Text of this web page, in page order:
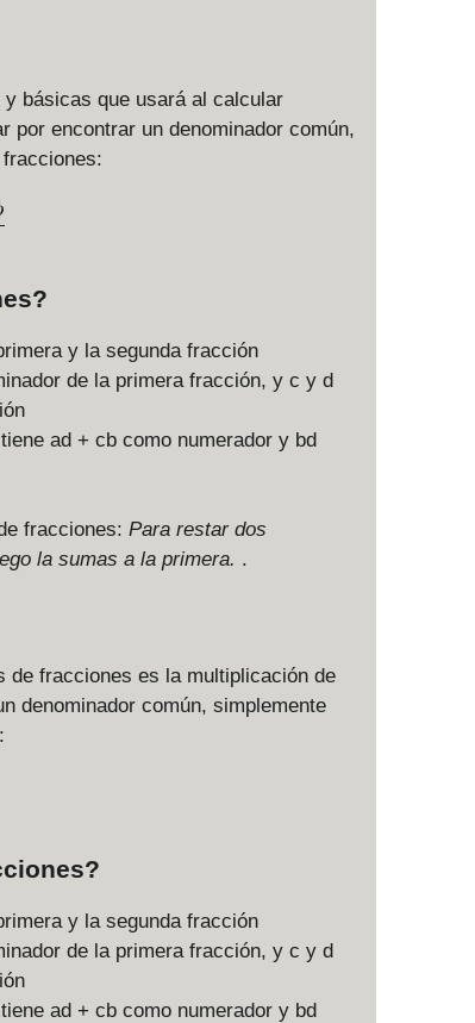
básicas que usará al calcular
por encontrar un denominador común,
\frac{a}{b} + \frac{c}{d} =
y la segunda fracción
de la primera fracción, y c y d
ad + cb como numerador y bd
fracciones: Para restar dos
la sumas a la primera. .
de fracciones es la multiplicación de
denominador común, simplemente
\frac{a}{b} \times \frac{c}{d} =
y la segunda fracción
de la primera fracción, y c y d
ad + cb como numerador y bd